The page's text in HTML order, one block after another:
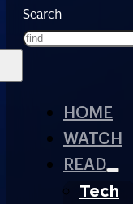
Search
HOME
WATCH
READ
Tech